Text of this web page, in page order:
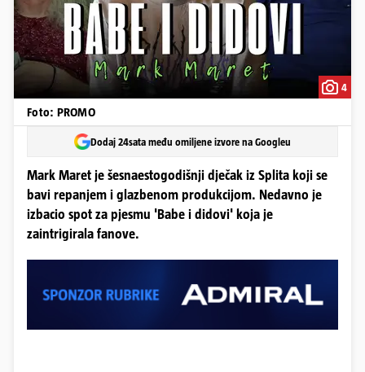
4
Foto: PROMO
Dodaj 24sata među omiljene izvore na Googleu
Mark Maret je šesnaestogodišnji dječak iz Splita koji se
bavi repanjem i glazbenom produkcijom. Nedavno je
izbacio spot za pjesmu 'Babe i didovi' koja je
zaintrigirala fanove.